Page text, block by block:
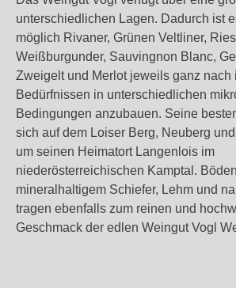
unterschiedlichen Lagen. Dadurch ist
möglich Rivaner, Grünen Veltliner,
Weißburgunder, Sauvingnon Blanc,
Zweigelt und Merlot jeweils ganz
Bedürfnissen in unterschiedlichen
Bedingungen anzubauen. Seine
sich auf dem Loiser Berg, Neuberg
um seinen Heimatort Langenlois im
niederösterreichischen Kamptal.
mineralhaltigem Schiefer, Lehm und
tragen ebenfalls zum reinen und
Geschmack der edlen Weingut Vogl